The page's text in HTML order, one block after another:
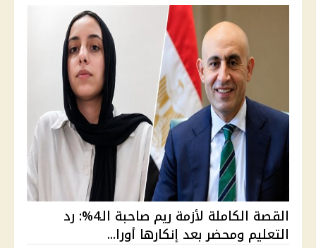
القصة الكاملة لأزمة ريم صاحبة الـ4%: رد
التعليم ومحضر بعد إنكارها أورا...